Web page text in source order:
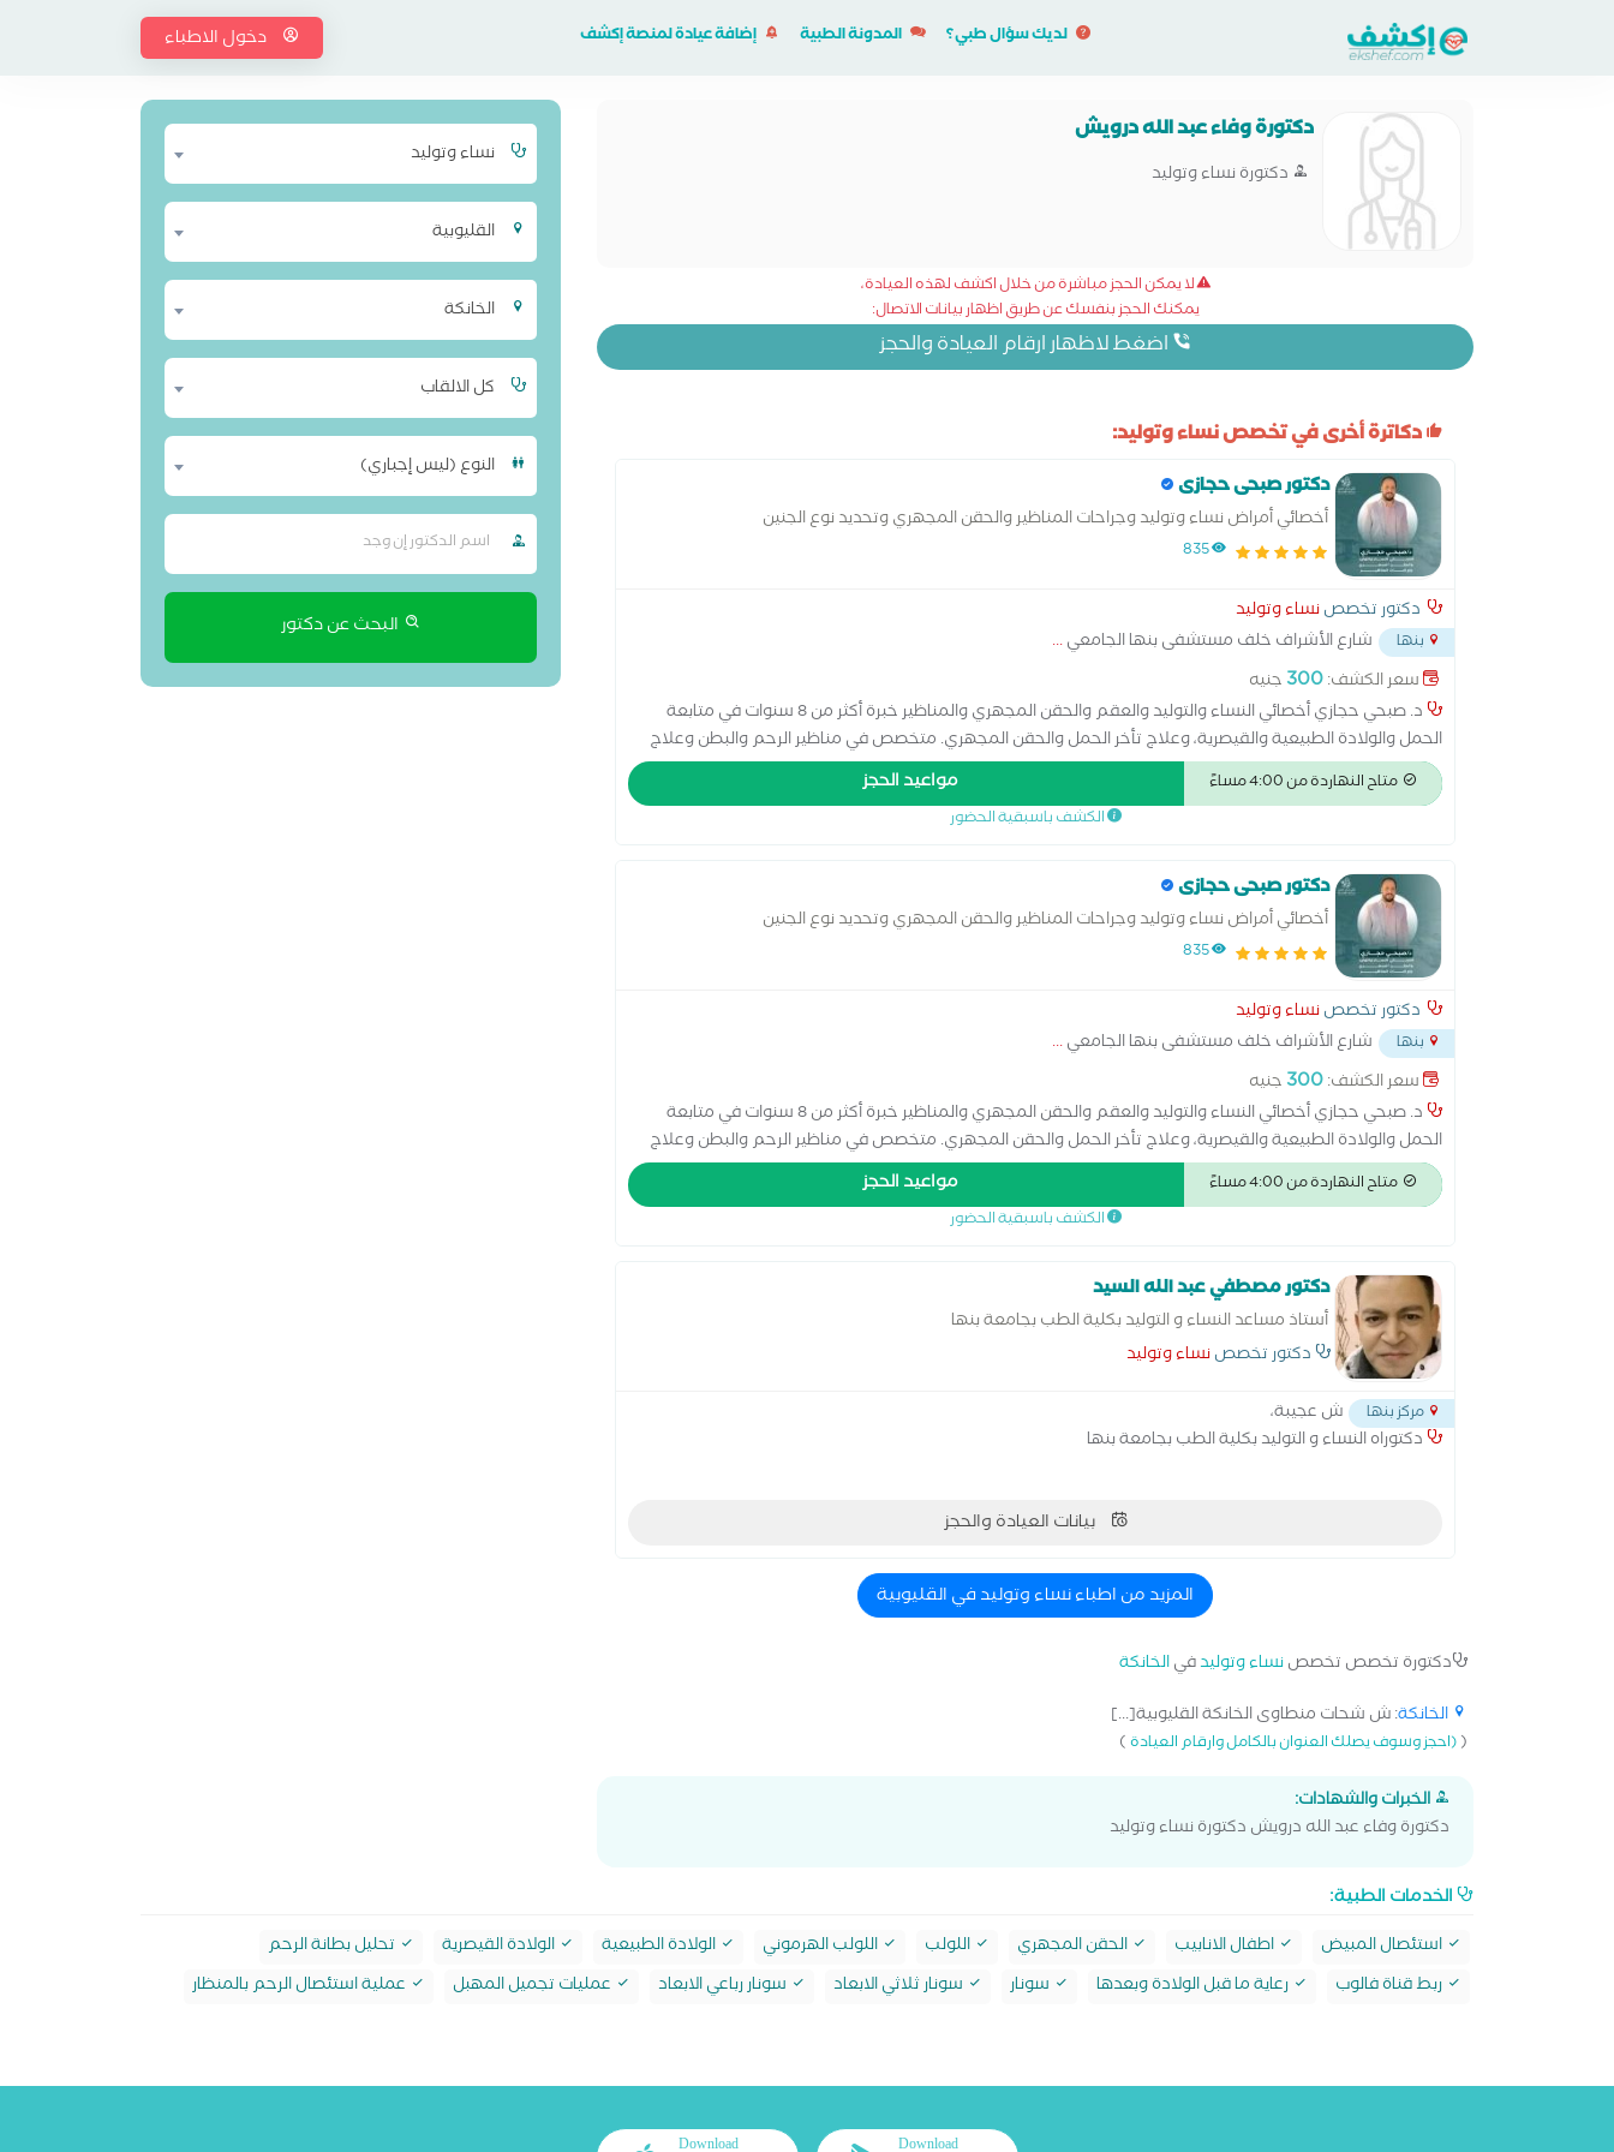
لديك سؤال طبي؟ المدونة الطبية إضافة عيادة لمنصة إكشف دخول الاطباء
دكتورة وفاء عبد الله درويش
دكتورة نساء وتوليد
لا يمكن الحجز مباشرة من خلال اكشف لهذه العيادة،
يمكنك الحجز بنفسك عن طريق اظهار بيانات الاتصال:
اضغط لاظهار ارقام العيادة والحجز
دكاترة أخرى في تخصص نساء وتوليد:
دكتور صبحى حجازى
أخصائي أمراض نساء وتوليد وجراحات المناظير والحقن المجهري وتحديد نوع الجنين
835
دكتور تخصصنساء وتوليد
بنها شارع الأشراف خلف مستشفى بنها الجامعي...
سعر الكشف:300 جنيه
د. صبحي حجازي أخصائي النساء والتوليد والعقم والحقن المجهري والمناظير خبرة أكثر من 8 سنوات في متابعة
الحمل والولادة الطبيعية والقيصرية، وعلاج تأخر الحمل والحقن المجهري. متخصص في مناظير الرحم والبطن وعلاج
تكيس المبايض وبطانة الرحم المهاجرة. أسعى لتقديم رعاية متكاملة للسيدات في جميع مراحل حياتهن… من أول
متابعة الحمل وحتى تحقيق حلم الأمومة
متاح النهاردة من 4:00 مساءً مواعيد الحجز
الكشف باسبقية الحضور
دكتور صبحى حجازى
أخصائي أمراض نساء وتوليد وجراحات المناظير والحقن المجهري وتحديد نوع الجنين
835
دكتور تخصصنساء وتوليد
بنها شارع الأشراف خلف مستشفى بنها الجامعي...
سعر الكشف:300 جنيه
د. صبحي حجازي أخصائي النساء والتوليد والعقم والحقن المجهري والمناظير خبرة أكثر من 8 سنوات في متابعة
الحمل والولادة الطبيعية والقيصرية، وعلاج تأخر الحمل والحقن المجهري. متخصص في مناظير الرحم والبطن وعلاج
تكيس المبايض وبطانة الرحم المهاجرة. أسعى لتقديم رعاية متكاملة للسيدات في جميع مراحل حياتهن… من أول
متابعة الحمل وحتى تحقيق حلم الأمومة
متاح النهاردة من 4:00 مساءً مواعيد الحجز
الكشف باسبقية الحضور
دكتور مصطفي عبد الله السيد
أستاذ مساعد النساء و التوليد بكلية الطب بجامعة بنها
دكتور تخصصنساء وتوليد
مركز بنها
ش عجيبة،
دكتوراه النساء و التوليد بكلية الطب بجامعة بنها
بيانات العيادة والحجز
المزيد من اطباء نساء وتوليد في القليوبية
دكتورة تخصص تخصصنساء وتوليدفيالخانكة
الخانكة: ش شحات منطاوى الخانكة القليوبية[...]
((احجز وسوف يصلك العنوان بالكامل وارقام العيادة)
الخبرات والشهادات:
دكتورة وفاء عبد الله درويش دكتورة نساء وتوليد
نساء وتوليد
القليوبية
الخانكة
كل الالقاب
النوع (ليس إجباري)
البحث عن دكتور
الخدمات الطبية:
استئصال المبيض اطفال الانابيب الحقن المجهري اللولب اللولب الهرموني الولادة الطبيعية الولادة القيصرية
تحليل بطانة الرحم
ربط قناة فالوب
رعاية ما قبل الولادة وبعدها سونار سونار ثلاثي الابعاد سونار رباعي الابعاد عمليات تجميل المهبل عملية استئصال الرحم بالمنظار
Download
Download